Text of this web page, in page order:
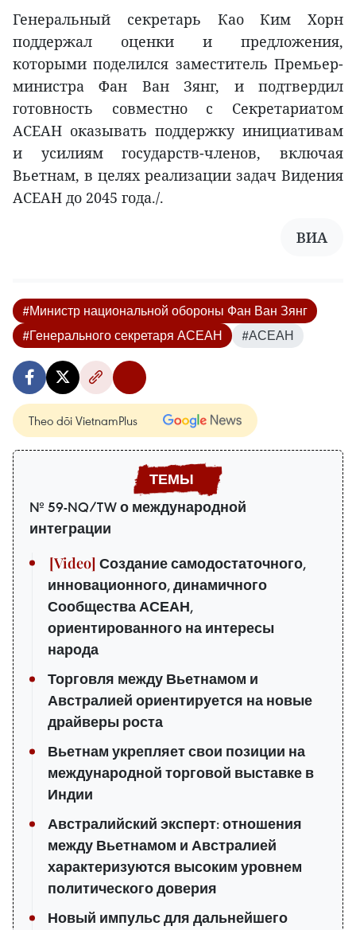
Генеральный секретарь Као Ким Хорн
поддержал оценки и предложения,
которыми поделился заместитель Премьер-
министра Фан Ван Зянг, и подтвердил
готовность совместно с Секретариатом
АСЕАН оказывать поддержку инициативам
и усилиям государств-членов, включая
Вьетнам, в целях реализации задач Видения
АСЕАН до 2045 года./.
ВИA
#Министр национальной обороны Фан Ван Зянг
#Генерального секретаря АСЕАН
#АСЕАН
Theo dõi VietnamPlus
№ 59-NQ/TW о международной
интеграции
Создание самодостаточного,
инновационного, динамичного
Сообщества АСЕАН,
ориентированного на интересы
народа
Торговля между Вьетнамом и
Австралией ориентируется на новые
драйверы роста
Вьетнам укрепляет свои позиции на
международной торговой выставке в
Индии
Австралийский эксперт: отношения
между Вьетнамом и Австралией
характеризуются высоким уровнем
политического доверия
Новый импульс для дальнейшего